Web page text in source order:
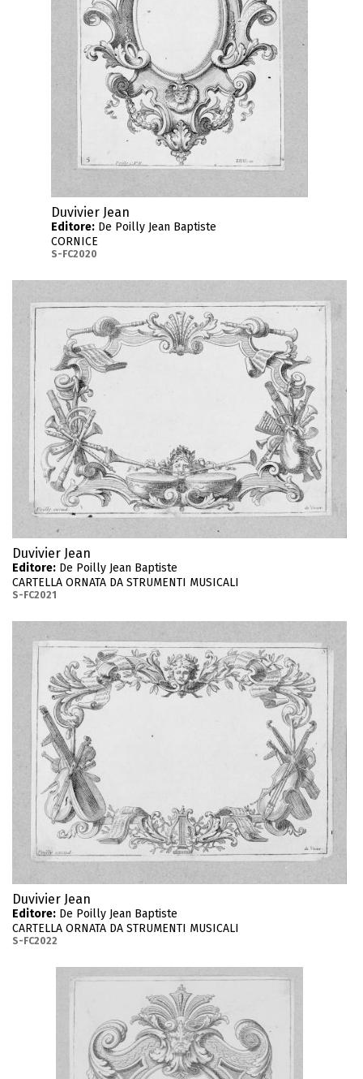
Duvivier Jean
Editore: De Poilly Jean Baptiste
CORNICE
S-FC2020
Duvivier Jean
Editore: De Poilly Jean Baptiste
CARTELLA ORNATA DA STRUMENTI MUSICALI
S-FC2021
Duvivier Jean
Editore: De Poilly Jean Baptiste
CARTELLA ORNATA DA STRUMENTI MUSICALI
S-FC2022